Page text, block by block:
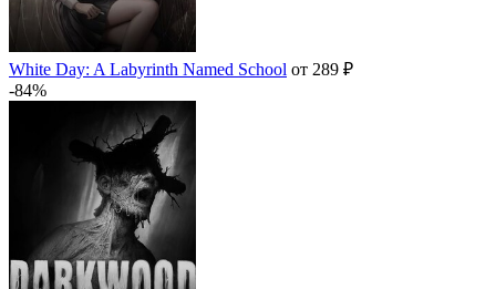
White Day: A Labyrinth Named School от 289 ₽
-84%